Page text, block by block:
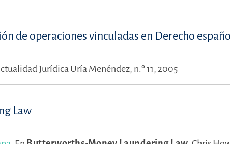
de operaciones vinculadas en Derecho
Jurídica Uría Menéndez, n.º 11, 2005
Law